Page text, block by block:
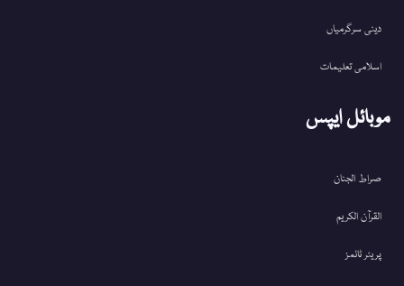
دینی سرگرمیاں
اسلامی تعلیمات
موبائل ایپس
صراط الجنان
القرآن الکریم
پریئر ٹائمز